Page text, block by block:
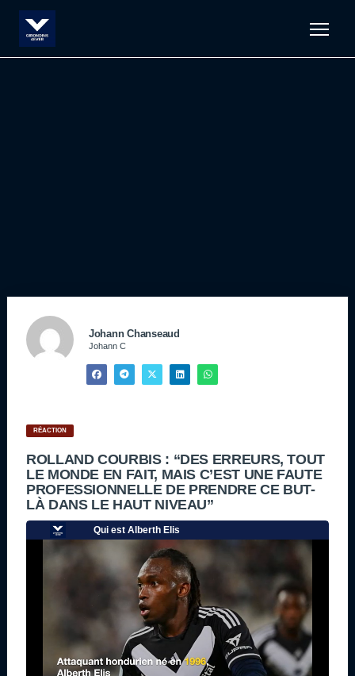
Johann Chanseaud
Johann C
RÉACTION
ROLLAND COURBIS : “DES ERREURS, TOUT
LE MONDE EN FAIT, MAIS C’EST UNE FAUTE
PROFESSIONNELLE DE PRENDRE CE BUT-
LÀ DANS LE HAUT NIVEAU”